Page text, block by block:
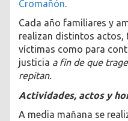
Cromañón
Cada año familiares y
realizan distintos actos,
víctimas como para
justicia a fin de que
repitan.
Actividades, actos y
A media mañana se